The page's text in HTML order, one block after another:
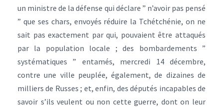
un ministre de la défense qui déclare ” n’avoir pas pensé
” que ses chars, envoyés réduire la Tchétchénie, on ne
sait pas exactement par qui, pouvaient être attaqués
par la population locale ; des bombardements ”
systématiques ” entamés, mercredi 14 décembre,
contre une ville peuplée, également, de dizaines de
milliers de Russes ; et, enfin, des députés incapables de
savoir s’ils veulent ou non cette guerre, dont on leur